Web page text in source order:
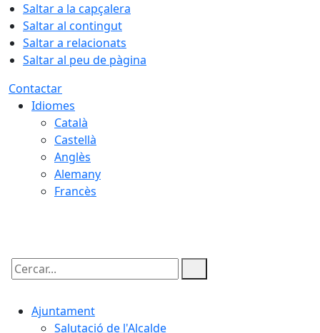
Saltar a la capçalera
Saltar al contingut
Saltar a relacionats
Saltar al peu de pàgina
Contactar
Idiomes
Català
Castellà
Anglès
Alemany
Francès
Cercar:
Ajuntament
Salutació de l'Alcalde